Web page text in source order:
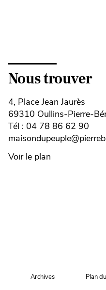
Nous trouver
4, Place Jean Jaurès
69310 Oullins-Pierre-
Tél : 04 78 86 62 90
Voir le plan
Archives Plan